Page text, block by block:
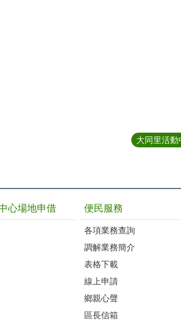
大同里活動
心場地申借 便民服務
各項業務查詢
調解業務簡介
表格下載
線上申請
鄉親心聲
區長信箱